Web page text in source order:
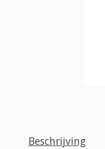
Beschrijving